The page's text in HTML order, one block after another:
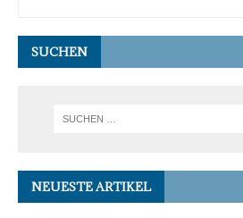
SUCHEN
NEUESTE ARTIKEL